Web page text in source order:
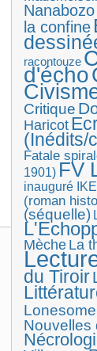
Nanabozo
la confine
racontouze
d'écho
Critique
Haricot
(Inédits/
Fatale
1901) FV
inauguré
(roman
(séquelle)
Mèche La
du Tiroir
Nouvelles